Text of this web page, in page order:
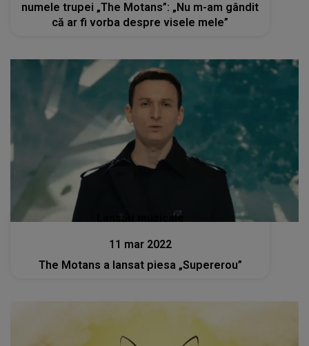
numele trupei „The Motans”: „Nu m-am gândit
că ar fi vorba despre visele mele”
Lansări muzicale
11 mar 2022
The Motans a lansat piesa „Supererou”